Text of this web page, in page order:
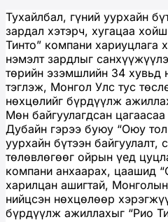
Тухайлбал, гүний уурхайн
зардал хэтэрч, хугацаа
Тинто” компани хариуцлага
нэмэлт зардлыг
төрийн эзэмшлийн 34 хувьд
тэглэж, Монгол Улс тус
нөхцөлийг бүрдүүлж
Мөн байгуулагдсан
Дубайн гэрээ буюу “Оюу
уурхайн бүтээн байгуулалт,
төлөвлөгөөг ойрын үед
компани анхаарах, цаашид
харилцан ашигтай,
нийцсэн нөхцөлөөр
бүрдүүлж ажиллахыг “Рио